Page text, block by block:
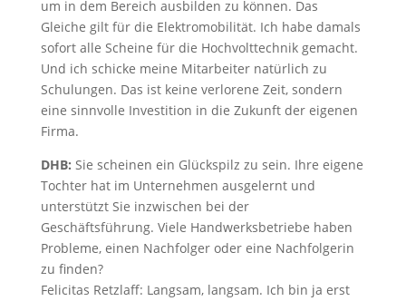
um in dem Bereich ausbilden zu können. Das
Gleiche gilt für die Elektromobilität. Ich habe damals
sofort alle Scheine für die Hochvolttechnik gemacht.
Und ich schicke meine Mitarbeiter natürlich zu
Schulungen. Das ist keine verlorene Zeit, sondern
eine sinnvolle Investition in die Zukunft der eigenen
Firma.
DHB: Sie scheinen ein Glückspilz zu sein. Ihre eigene
Tochter hat im Unternehmen ausgelernt und
unterstützt Sie inzwischen bei der
Geschäftsführung. Viele Handwerksbetriebe haben
Probleme, einen Nachfolger oder eine Nachfolgerin
zu finden?
Felicitas Retzlaff: Langsam, langsam. Ich bin ja erst